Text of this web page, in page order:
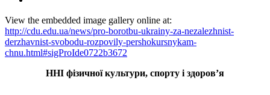
View the embedded image gallery online at:
http://cdu.edu.ua/news/pro-borotbu-ukrainy-za-nezalezhnist-
derzhavnist-svobodu-rozpovily-pershokursnykam-
chnu.html#sigProIde0722b3672
ННІ фізичної культури, спорту і здоров’я